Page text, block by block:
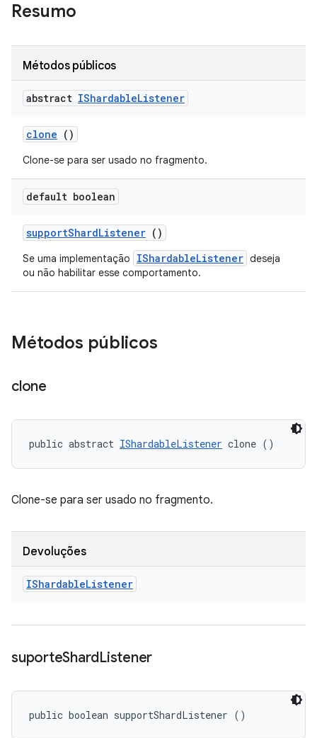
Resumo
Métodos públicos
abstract IShardableListener
clone ()
Clone-se para ser usado no fragmento.
default boolean
supportShardListener ()
Se uma implementação IShardableListener deseja
ou não habilitar esse comportamento.
Métodos públicos
clone
public abstract IShardableListener clone ()
Clone-se para ser usado no fragmento.
Devoluções
IShardableListener
suporteShardListener
public boolean supportShardListener ()